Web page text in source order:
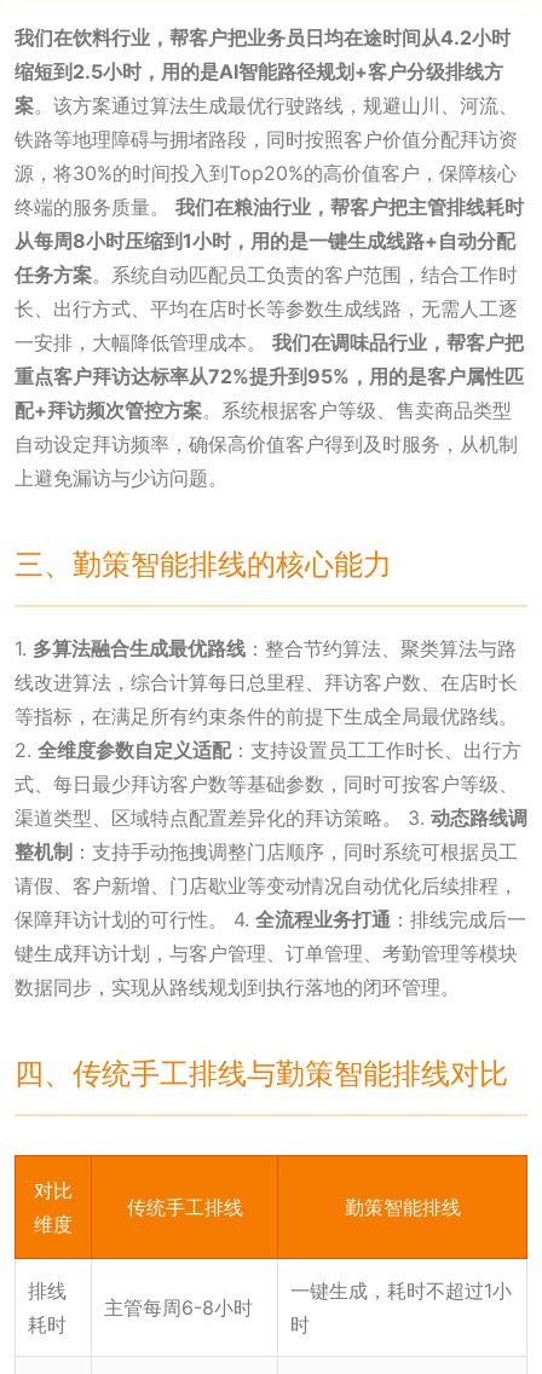
我们在饮料行业，帮客户把业务员日均在途时间从4.2小时
缩短到2.5小时，用的是AI智能路径规划+客户分级排线方
案。该方案通过算法生成最优行驶路线，规避山川、河流、
铁路等地理障碍与拥堵路段，同时按照客户价值分配拜访资
源，将30%的时间投入到Top20%的高价值客户，保障核心
终端的服务质量。 我们在粮油行业，帮客户把主管排线耗时
从每周8小时压缩到1小时，用的是一键生成线路+自动分配
任务方案。系统自动匹配员工负责的客户范围，结合工作时
长、出行方式、平均在店时长等参数生成线路，无需人工逐
一安排，大幅降低管理成本。 我们在调味品行业，帮客户把
重点客户拜访达标率从72%提升到95%，用的是客户属性匹
配+拜访频次管控方案。系统根据客户等级、售卖商品类型
自动设定拜访频率，确保高价值客户得到及时服务，从机制
上避免漏访与少访问题。
三、勤策智能排线的核心能力
1. 多算法融合生成最优路线 ：整合节约算法、聚类算法与路
线改进算法，综合计算每日总里程、拜访客户数、在店时长
等指标，在满足所有约束条件的前提下生成全局最优路线。
2. 全维度参数自定义适配：支持设置员工工作时长、出行方
式、每日最少拜访客户数等基础参数，同时可按客户等级、
渠道类型、区域特点配置差异化的拜访策略。 3. 动态路线调
整机制 ：支持手动拖拽调整门店顺序，同时系统可根据员工
请假、客户新增、门店歇业等变动情况自动优化后续排程，
保障拜访计划的可行性。 4. 全流程业务打通 ：排线完成后一
键生成拜访计划，与客户管理、订单管理、考勤管理等模块
数据同步，实现从路线规划到执行落地的闭环管理。
四、传统手工排线与勤策智能排线对比
对比
维度
传统手工排线 勤策智能排线
排线
耗时
主管每周6-8小时
一键生成，耗时不超过1小
时